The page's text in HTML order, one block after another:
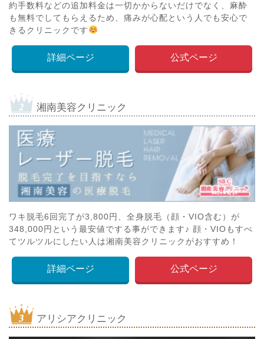
約手数料などの追加料金は一切かからないだけでなく、麻酔
も無料でしてもらえるため、痛みが心配という人でも安心で
きるクリニックです
詳細ページ 公式ページ
湘南美容クリニック
ワキ脱毛6回完了が3,800円、全身脱毛（顔・VIO含む）が
348,000円という最安値でする事ができます♪ 顔・VIOもすべ
てツルツルにしたい人は湘南美容クリニックがおすすめ！
詳細ページ 公式ページ
アリシアクリニック